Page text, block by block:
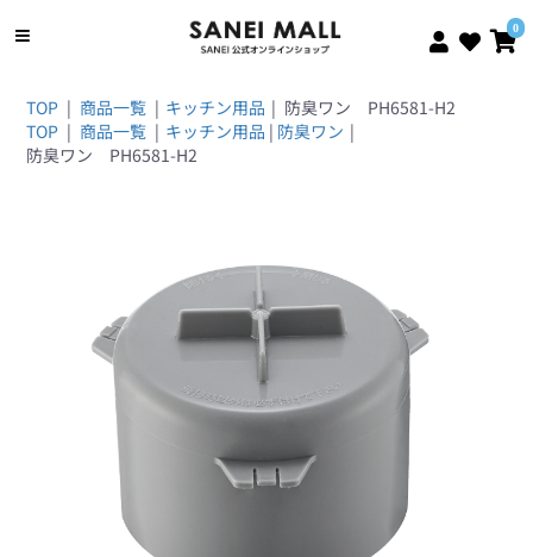
0
TOP | 商品一覧 | キッチン用品 | 防臭ワン PH6581-H2
TOP | 商品一覧 | キッチン用品 | 防臭ワン |
防臭ワン PH6581-H2